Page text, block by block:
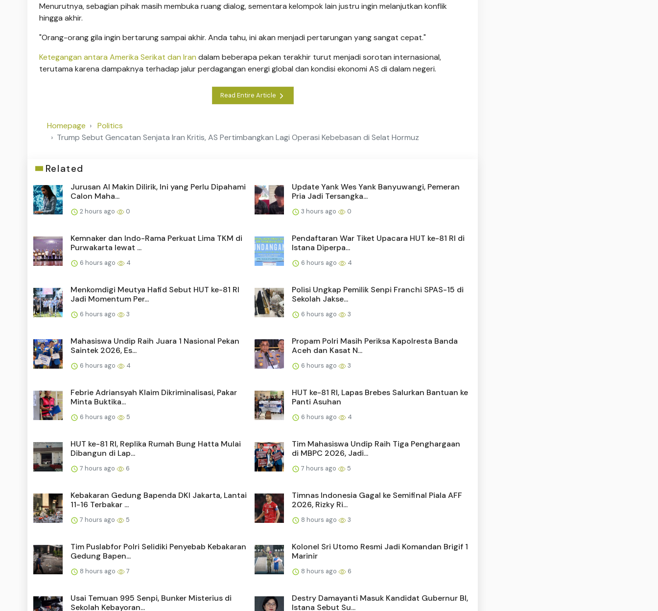
Menurutnya, sebagian pihak masih membuka ruang dialog, sementara kelompok lain justru ingin melanjutkan konflik
hingga akhir.
"Orang-orang gila ingin bertarung sampai akhir. Anda tahu, ini akan menjadi pertarungan yang sangat cepat."
Ketegangan antara Amerika Serikat dan Iran dalam beberapa pekan terakhir turut menjadi sorotan internasional,
terutama karena dampaknya terhadap jalur perdagangan energi global dan kondisi ekonomi AS di dalam negeri.
Read Entire Article
Homepage
Politics
Trump Sebut Gencatan Senjata Iran Kritis, AS Pertimbangkan Lagi Operasi Kebebasan di Selat Hormuz
Related
Jurusan AI Makin Dilirik, Ini yang Perlu Dipahami
Calon Maha...
2 hours ago 0
Update Yank Wes Yank Banyuwangi, Pemeran
Pria Jadi Tersangka...
3 hours ago 0
Kemnaker dan Indo-Rama Perkuat Lima TKM di
Purwakarta lewat ...
6 hours ago 4
Pendaftaran War Tiket Upacara HUT ke-81 RI di
Istana Diperpa...
6 hours ago 4
Menkomdigi Meutya Hafid Sebut HUT ke-81 RI
Jadi Momentum Per...
6 hours ago 3
Polisi Ungkap Pemilik Senpi Franchi SPAS-15 di
Sekolah Jakse...
6 hours ago 3
Mahasiswa Undip Raih Juara 1 Nasional Pekan
Saintek 2026, Es...
6 hours ago 4
Propam Polri Masih Periksa Kapolresta Banda
Aceh dan Kasat N...
6 hours ago 3
Febrie Adriansyah Klaim Dikriminalisasi, Pakar
Minta Buktika...
6 hours ago 5
HUT ke-81 RI, Lapas Brebes Salurkan Bantuan ke
Panti Asuhan
6 hours ago 4
HUT ke-81 RI, Replika Rumah Bung Hatta Mulai
Dibangun di Lap...
7 hours ago 6
Tim Mahasiswa Undip Raih Tiga Penghargaan
di MBPC 2026, Jadi...
7 hours ago 5
Kebakaran Gedung Bapenda DKI Jakarta, Lantai
11-16 Terbakar ...
7 hours ago 5
Timnas Indonesia Gagal ke Semifinal Piala AFF
2026, Rizky Ri...
8 hours ago 3
Tim Puslabfor Polri Selidiki Penyebab Kebakaran
Gedung Bapen...
8 hours ago 7
Kolonel Sri Utomo Resmi Jadi Komandan Brigif 1
Marinir
8 hours ago 6
Usai Temuan 995 Senpi, Bunker Misterius di
Sekolah Kebayoran...
Destry Damayanti Masuk Kandidat Gubernur BI,
Istana Sebut Su...